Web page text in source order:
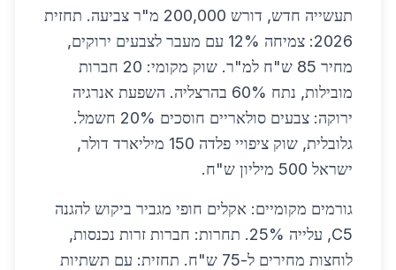
תעשייה חדש, דורש 200,000 מ"ר צביעה. תחזית
2026: צמיחה 12% עם מעבר לצבעים ירוקים,
מחיר 85 ש"ח למ"ר. שוק מקומי: 20 חברות
מובילות, נתח 60% בהרצליה. השפעת אנרגיה
ירוקה: צבעים סולאריים חוסכים 20% חשמל.
גלובלית, שוק ציפויי פלדה 150 מיליארד דולר,
ישראל 500 מיליון ש"ח.
גורמים מקומיים: אקלים חופי מגביר ביקוש להגנה
C5, עלייה 25%. תחרות: חברות זרות נכנסות,
לוחצות מחירים ל-75 ש"ח. תחזית: עם תשתיות